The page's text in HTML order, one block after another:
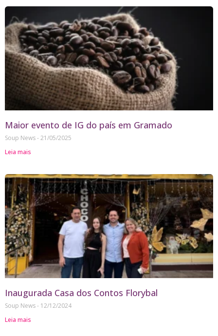
Maior evento de IG do país em Gramado
Soup News 21/05/2025
Leia mais
Inaugurada Casa dos Contos Florybal
Soup News
12/12/2024
Leia mais